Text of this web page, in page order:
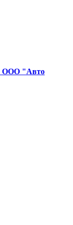
ООО "Авто